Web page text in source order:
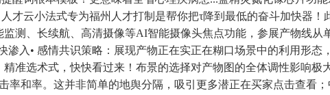
才云小法式专为福州人才打制是帮你把τ降到最低的奋斗加快器
测、长续航、高清摄像等AI智能摄像头焦点功能，参展产物线从
入• 感情共识策略：展现产物正在实正在糊口场景中的利用形态
准选术式，快快看过来！布景的选择对产物图的全体调性影响极
和率。这并非简单的地舆分隔，吸引更多潜正在买家点击查看